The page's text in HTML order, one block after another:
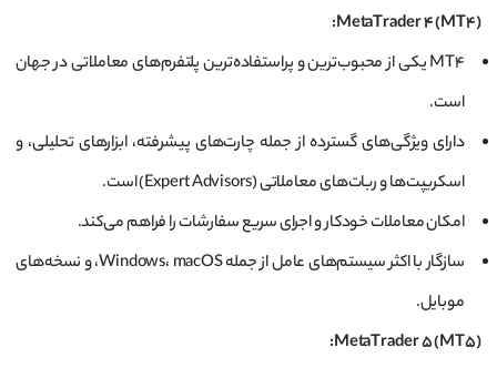
MetaTrader 4 (MT4)
:
MT4 یکی از محبوب‌ترین و پراستفاده‌ترین پلتفرم‌های معاملاتی در جهان
است.
دارای ویژگی‌های گسترده از جمله چارت‌های پیشرفته، ابزارهای تحلیلی، و
اسکریپت‌ها و ربات‌های معاملاتی (Expert Advisors) است.
امکان معاملات خودکار و اجرای سریع سفارشات را فراهم می‌کند.
سازگار با اکثر سیستم‌های عامل از جمله Windows، macOS، و نسخه‌های
موبایل.
MetaTrader 5 (MT5)
: